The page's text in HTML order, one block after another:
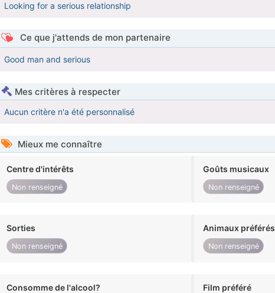
Looking for a serious relationship
Ce que j'attends de mon partenaire
Good man and serious
Mes critères à respecter
Aucun critère n'a été personnalisé
Mieux me connaître
Centre d'intérêts
Non renseigné
Goûts musicaux
Non renseigné
Sorties
Non renseigné
Animaux préférés
Non renseigné
Consomme de l'alcool? Film préféré